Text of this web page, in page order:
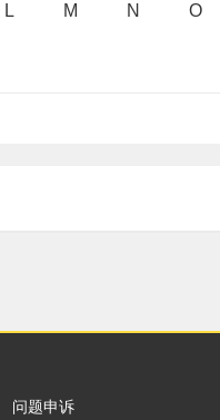
L M N O
问题申诉